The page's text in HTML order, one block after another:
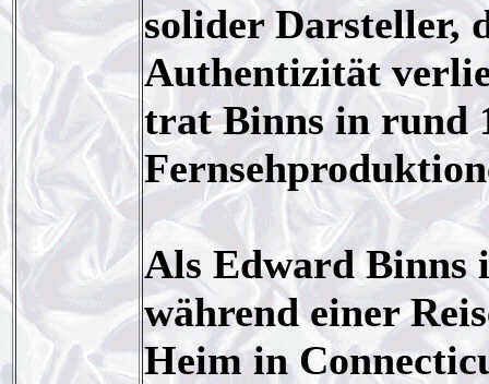
solider Darsteller,
Authentizität
trat Binns in rund
Als Edward Binns
während einer
Heim in